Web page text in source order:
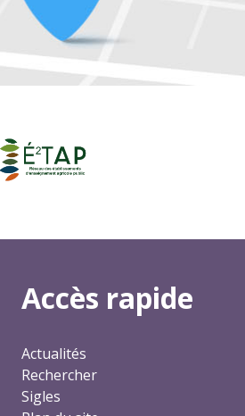
Accès rapide
Actualités
Rechercher
Sigles